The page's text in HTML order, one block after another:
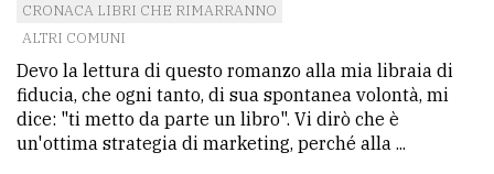
Ricerca
avanzata
LE
CRONACA LIBRI CHE RIMARRANNO
ALTRI COMUNI
Devo la lettura di questo romanzo alla mia libraia di
fiducia, che ogni tanto, di sua spontanea volontà, mi
dice: "ti metto da parte un libro". Vi dirò che è
un'ottima strategia di marketing, perché alla ...